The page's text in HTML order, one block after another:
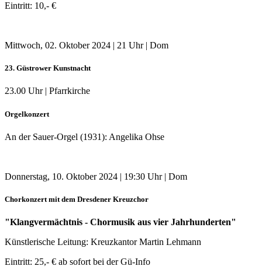
Eintritt: 10,- €
Mittwoch, 02. Oktober 2024 | 21 Uhr | Dom
23. Güstrower Kunstnacht
23.00 Uhr | Pfarrkirche
Orgelkonzert
An der Sauer-Orgel (1931): Angelika Ohse
Donnerstag, 10. Oktober 2024 | 19:30 Uhr | Dom
Chorkonzert mit dem Dresdener Kreuzchor
"Klangvermächtnis - Chormusik aus vier Jahrhunderten"
Künstlerische Leitung: Kreuzkantor Martin Lehmann
Eintritt: 25,- € ab sofort bei der Gü-Info